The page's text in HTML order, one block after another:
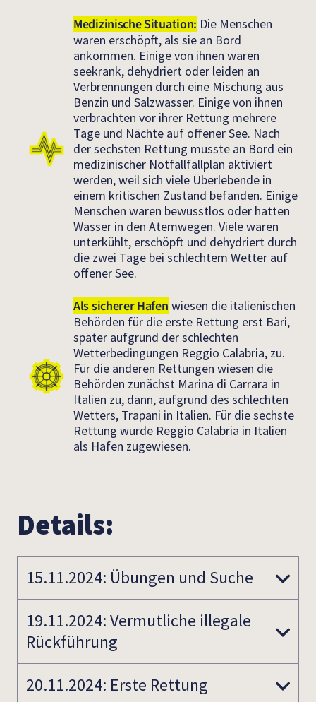
Medizinische Situation: Die Menschen
waren erschöpft, als sie an Bord
ankommen. Einige von ihnen waren
seekrank, dehydriert oder leiden an
Verbrennungen durch eine Mischung aus
Benzin und Salzwasser. Einige von ihnen
verbrachten vor ihrer Rettung mehrere
Tage und Nächte auf offener See. Nach
der sechsten Rettung musste an Bord ein
medizinischer Notfallfallplan aktiviert
werden, weil sich viele Überlebende in
einem kritischen Zustand befanden. Einige
Menschen waren bewusstlos oder hatten
Wasser in den Atemwegen. Viele waren
unterkühlt, erschöpft und dehydriert durch
die zwei Tage bei schlechtem Wetter auf
offener See.
Als sicherer Hafen wiesen die italienischen
Behörden für die erste Rettung erst Bari,
später aufgrund der schlechten
Wetterbedingungen Reggio Calabria, zu.
Für die anderen Rettungen wiesen die
Behörden zunächst Marina di Carrara in
Italien zu, dann, aufgrund des schlechten
Wetters, Trapani in Italien. Für die sechste
Rettung wurde Reggio Calabria in Italien
als Hafen zugewiesen.
Details:
15.11.2024: Übungen und Suche
19.11.2024: Vermutliche illegale
Rückführung
20.11.2024: Erste Rettung